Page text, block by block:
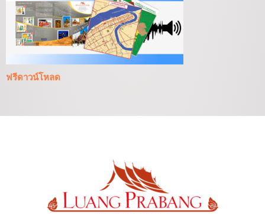
ฟรีดาวน์โหลด